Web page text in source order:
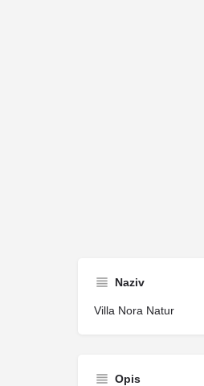
Naziv
Villa Nora Natur
Opis